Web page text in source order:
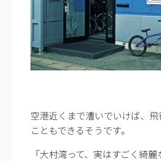
空港近くまで漕いでいけば、
こともできるそうです。
「大村湾って、実はすごく綺麗